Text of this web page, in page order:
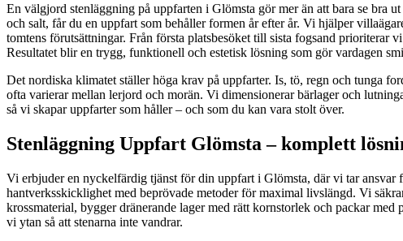
En välgjord stenläggning på uppfarten i Glömsta gör mer än att bara se bra
och salt, får du en uppfart som behåller formen år efter år. Vi hjälper
tomtens förutsättningar. Från första platsbesöket till sista fogsand
Resultatet blir en trygg, funktionell och estetisk lösning som gör vardagen
Det nordiska klimatet ställer höga krav på uppfarter. Is, tö, regn och tunga
ofta varierar mellan lerjord och morän. Vi dimensionerar bärlager och
så vi skapar uppfarter som håller – och som du kan vara stolt över.
Stenläggning Uppfart Glömsta – komplett
Vi erbjuder en nyckelfärdig tjänst för din uppfart i Glömsta, där vi tar
hantverksskicklighet med beprövade metoder för maximal livslängd. Vi
krossmaterial, bygger dränerande lager med rätt kornstorlek och packar
vi ytan så att stenarna inte vandrar.